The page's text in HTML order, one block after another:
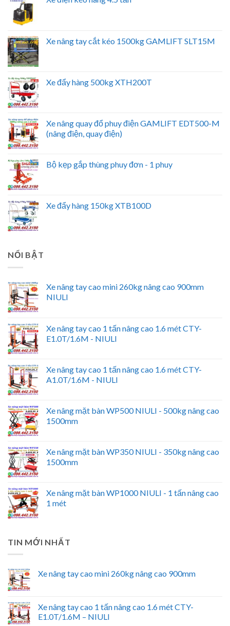
Xe nâng tay cắt kéo 1500kg GAMLIFT SLT15M
Xe đẩy hàng 500kg XTH200T
Xe nâng quay đổ phuy điện GAMLIFT EDT500-M
(nâng điện, quay điện)
Bộ kẹp gắp thùng phuy đơn - 1 phuy
Xe đẩy hàng 150kg XTB100D
NỔI BẬT
Xe nâng tay cao mini 260kg nâng cao 900mm
NIULI
Xe nâng tay cao 1 tấn nâng cao 1.6 mét CTY-
E1.0T/1.6M - NIULI
Xe nâng tay cao 1 tấn nâng cao 1.6 mét CTY-
A1.0T/1.6M - NIULI
Xe nâng mặt bàn WP500 NIULI - 500kg nâng cao
1500mm
Xe nâng mặt bàn WP350 NIULI - 350kg nâng cao
1500mm
Xe nâng mặt bàn WP1000 NIULI - 1 tấn nâng cao
1 mét
TIN MỚI NHẤT
Xe nâng tay cao mini 260kg nâng cao 900mm
Xe nâng tay cao 1 tấn nâng cao 1.6 mét CTY-
E1.0T/1.6M – NIULI